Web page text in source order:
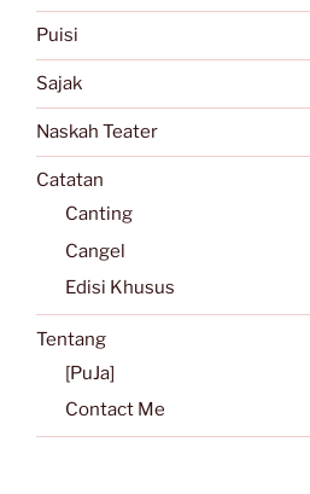
Puisi
Sajak
Naskah Teater
Catatan
Canting
Cangel
Edisi Khusus
Tentang
[PuJa]
Contact Me